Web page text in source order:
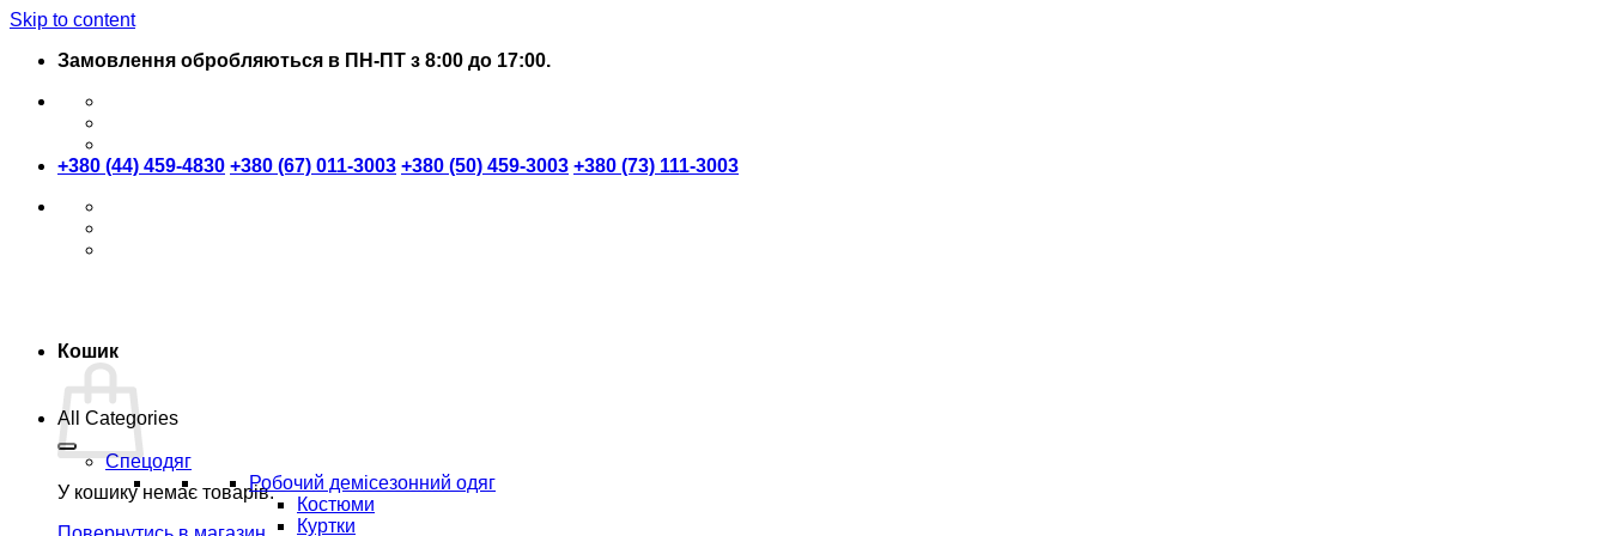
Skip to content
Замовлення обробляються в ПН-ПТ з 8:00 до 17:00.
+380 (44) 459-4830 +380 (67) 011-3003 +380 (50) 459-3003 +380 (73) 111-3003
Кошик
У кошику немає товарів.
All Categories
Спецодяг
Робочий демісезонний одяг
Костюми
Куртки